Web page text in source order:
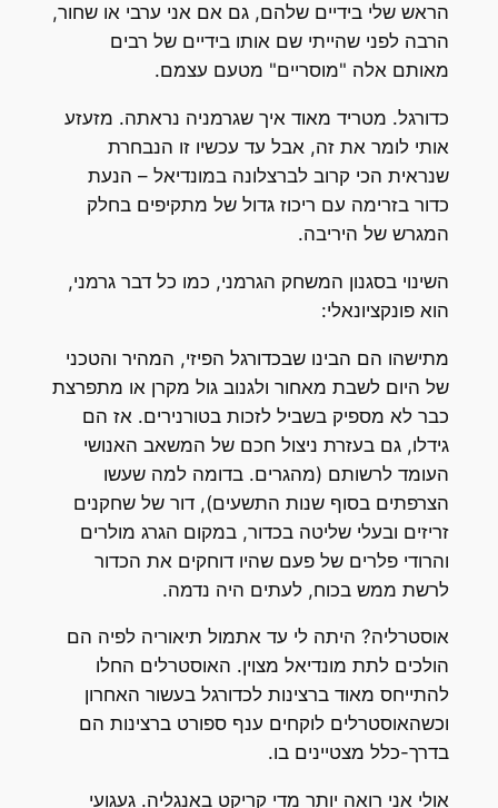
הראש שלי בידיים שלהם, גם אם אני ערבי או שחור,
הרבה לפני שהייתי שם אותו בידיים של רבים
מאותם אלה "מוסריים" מטעם עצמם.
כדורגל. מטריד מאוד איך שגרמניה נראתה. מזעזע
אותי לומר את זה, אבל עד עכשיו זו הנבחרת
שנראית הכי קרוב לברצלונה במונדיאל – הנעת
כדור בזרימה עם ריכוז גדול של מתקיפים בחלק
המגרש של היריבה.
השינוי בסגנון המשחק הגרמני, כמו כל דבר גרמני,
הוא פונקציונאלי:
מתישהו הם הבינו שבכדורגל הפיזי, המהיר והטכני
של היום לשבת מאחור ולגנוב גול מקרן או מתפרצת
כבר לא מספיק בשביל לזכות בטורנירים. אז הם
גידלו, גם בעזרת ניצול חכם של המשאב האנושי
העומד לרשותם (מהגרים. בדומה למה שעשו
הצרפתים בסוף שנות התשעים), דור של שחקנים
זריזים ובעלי שליטה בכדור, במקום הגרג מולרים
והרודי פלרים של פעם שהיו דוחקים את הכדור
לרשת ממש בכוח, לעתים היה נדמה.
אוסטרליה? היתה לי עד אתמול תיאוריה לפיה הם
הולכים לתת מונדיאל מצוין. האוסטרלים החלו
להתייחס מאוד ברצינות לכדורגל בעשור האחרון
וכשהאוסטרלים לוקחים ענף ספורט ברצינות הם
בדרך-כלל מצטיינים בו.
אולי אני רואה יותר מדי קריקט באנגליה. געגועי